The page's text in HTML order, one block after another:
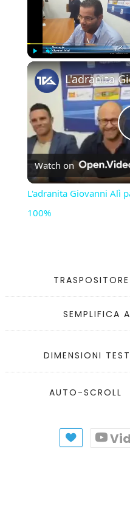
Unmute
Watch on
L'adranita Giovanni Alì
100%
TRASPOSITORE
SEMPLIFICA
DIMENSIONI
AUTO-SCROLL